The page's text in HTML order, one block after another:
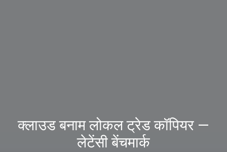
क्लाउड बनाम लोकल ट्रेड कॉपियर —
लेटेंसी बेंचमार्क